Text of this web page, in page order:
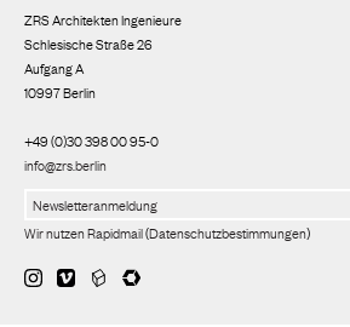
ZRS Architekten Ingenieure
Schlesische Straße 26
Aufgang A
10997 Berlin
+49 (0)30 398 00 95-0
info@zrs.berlin
Wir nutzen Rapidmail(Datenschutzbestimmungen)